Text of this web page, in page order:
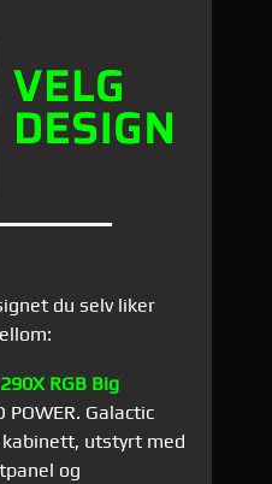
du selv liker
RGB Big
POWER. Galactic
utstyrt med
og